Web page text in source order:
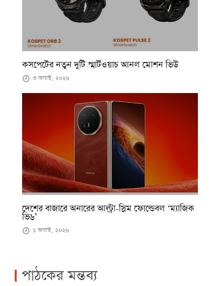
কসপেটের নতুন দুটি স্মার্টওয়াচ আনল মোশন ভিউ
৩ অগাস্ট, ২০২৬
দেশের বাজারে অনারের আল্ট্রা-স্লিম ফোল্ডেবল ‘ম্যাজিক
ভি৬’
১ অগাস্ট, ২০২৬
পাঠকের মন্তব্য